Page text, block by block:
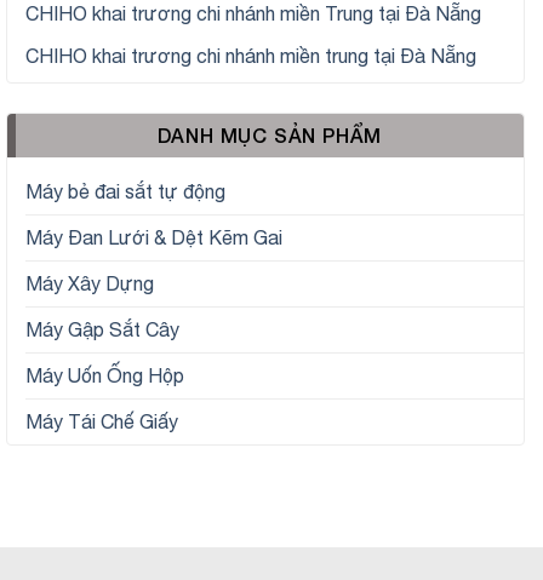
CHIHO khai trương chi nhánh miền Trung tại Đà Nẵng
CHIHO khai trương chi nhánh miền trung tại Đà Nẵng
DANH MỤC SẢN PHẨM
Máy bẻ đai sắt tự động
Máy Đan Lưới & Dệt Kẽm Gai
Máy Xây Dựng
Máy Gập Sắt Cây
Máy Uốn Ống Hộp
Máy Tái Chế Giấy